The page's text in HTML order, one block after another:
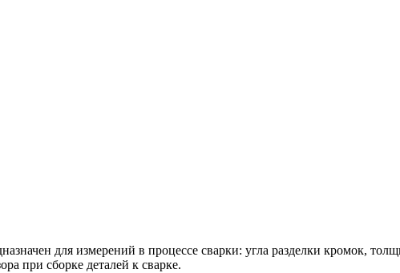
для измерений в процессе сварки: угла разделки кромок,
при сборке деталей к сварке.